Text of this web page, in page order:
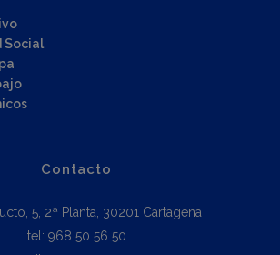
Social
Contacto
5, 2ª Planta, 30201 Cartagena
tel: 968 50 56 50